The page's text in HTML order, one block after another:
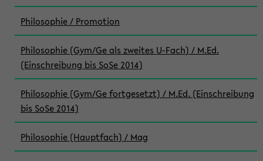
Philosophie / Promotion
Philosophie (Gym/Ge als zweites U-Fach) / M.Ed.
(Einschreibung bis SoSe 2014)
Philosophie (Gym/Ge fortgesetzt) / M.Ed. (Einschreibung
bis SoSe 2014)
Philosophie (Hauptfach) / Mag